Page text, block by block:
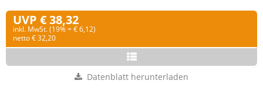
UVP € 38,32
inkl. MwSt. (19% = € 6,12)
netto € 32,20
Datenblatt herunterladen